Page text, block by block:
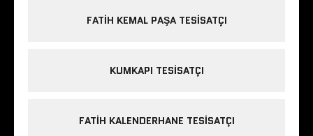
FATIH KEMAL PAŞA TESISATÇI
KUMKAPI TESISATÇI
FATIH KALENDERHANE TESISATÇI